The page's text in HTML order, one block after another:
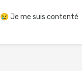
😢Je me suis contenté